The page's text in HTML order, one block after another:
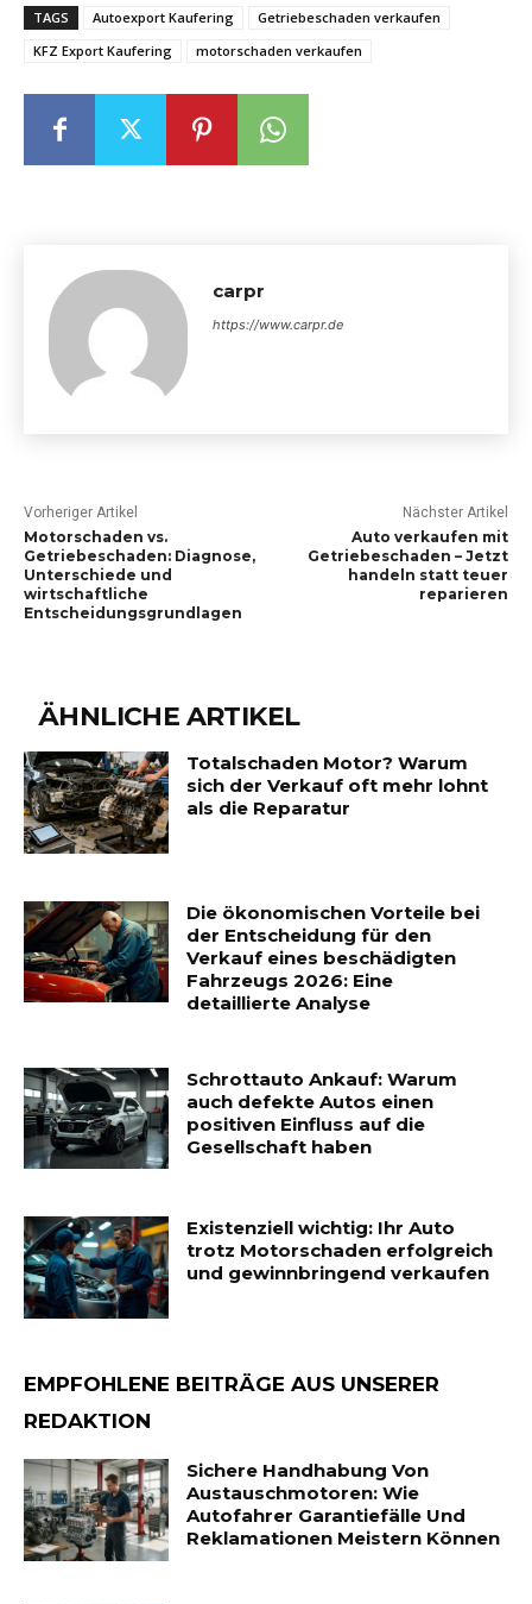
TAGS Autoexport Kaufering
Getriebeschaden verkaufen
KFZ Export Kaufering
motorschaden verkaufen
carpr
https://www.carpr.de
Vorheriger Artikel
Motorschaden vs.
Getriebeschaden: Diagnose,
Unterschiede und
wirtschaftliche
Entscheidungsgrundlagen
Nächster Artikel
Auto verkaufen mit
Getriebeschaden – Jetzt
handeln statt teuer
reparieren
ÄHNLICHE ARTIKEL
Totalschaden Motor? Warum
sich der Verkauf oft mehr lohnt
als die Reparatur
Die ökonomischen Vorteile bei
der Entscheidung für den
Verkauf eines beschädigten
Fahrzeugs 2026: Eine
detaillierte Analyse
Schrottauto Ankauf: Warum
auch defekte Autos einen
positiven Einfluss auf die
Gesellschaft haben
Existenziell wichtig: Ihr Auto
trotz Motorschaden erfolgreich
und gewinnbringend verkaufen
EMPFOHLENE BEITRÄGE AUS UNSERER
REDAKTION
Sichere Handhabung Von
Austauschmotoren: Wie
Autofahrer Garantiefälle Und
Reklamationen Meistern Können